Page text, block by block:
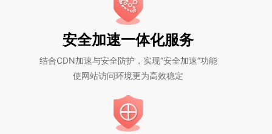
安全加速一体化服务
结合CDN加速与安全防护，实现“安全加速”功能
使网站访问环境更为高效稳定